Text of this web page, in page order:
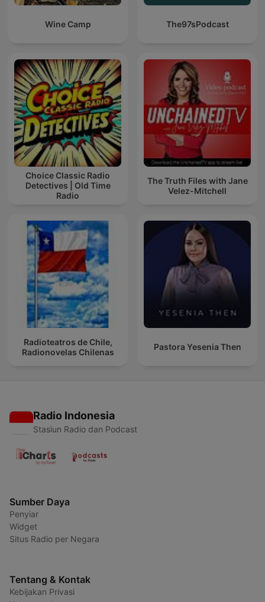
Wine Camp The97sPodcast
Choice Classic Radio
Detectives | Old Time
Radio
The Truth Files with Jane
Velez-Mitchell
Radioteatros de Chile,
Radionovelas Chilenas
Pastora Yesenia Then
Radio Indonesia
Stasiun Radio dan Podcast
Sumber Daya
Penyiar
Widget
Situs Radio per Negara
Tentang & Kontak
Kebijakan Privasi